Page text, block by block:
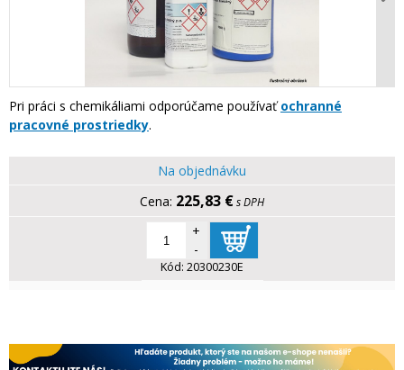
Pri práci s chemikáliami odporúčame používaťochranné
pracovné prostriedky.
Na objednávku
225,83 €s DPH
+
-
Kód: 20300230E